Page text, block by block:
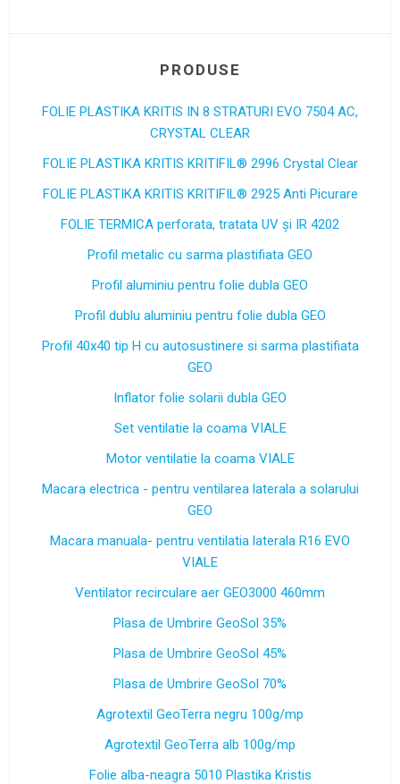
PRODUSE
FOLIE PLASTIKA KRITIS IN 8 STRATURI EVO 7504 AC,
CRYSTAL CLEAR
FOLIE PLASTIKA KRITIS KRITIFIL®️ 2996 Crystal Clear
FOLIE PLASTIKA KRITIS KRITIFIL® 2925 Anti Picurare
FOLIE TERMICA perforata, tratata UV și IR 4202
Profil metalic cu sarma plastifiata GEO
Profil aluminiu pentru folie dubla GEO
Profil dublu aluminiu pentru folie dubla GEO
Profil 40x40 tip H cu autosustinere si sarma plastifiata
GEO
Inflator folie solarii dubla GEO
Set ventilatie la coama VIALE
Motor ventilatie la coama VIALE
Macara electrica - pentru ventilarea laterala a solarului
GEO
Macara manuala- pentru ventilatia laterala R16 EVO
VIALE
Ventilator recirculare aer GEO3000 460mm
Plasa de Umbrire GeoSol 35%
Plasa de Umbrire GeoSol 45%
Plasa de Umbrire GeoSol 70%
Agrotextil GeoTerra negru 100g/mp
Agrotextil GeoTerra alb 100g/mp
Folie alba-neagra 5010 Plastika Kristis